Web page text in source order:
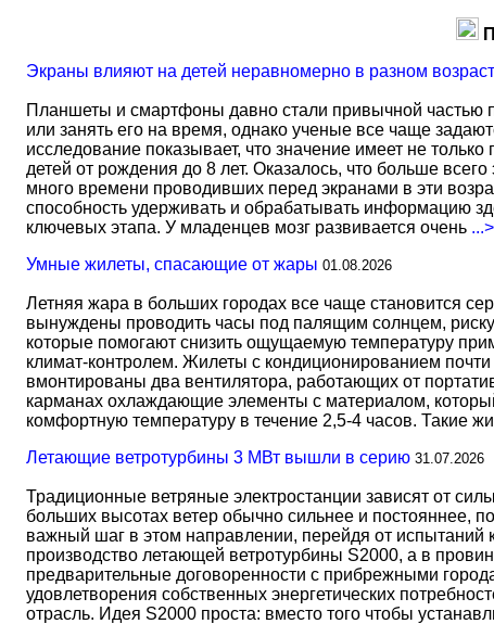
Экраны влияют на детей неравномерно в разном
Планшеты и смартфоны давно стали привычной частью
или занять его на время, однако ученые все чаще
исследование показывает, что значение имеет не
детей от рождения до 8 лет. Оказалось, что больше
много времени проводивших перед экранами в эти
способность удерживать и обрабатывать информацию
ключевых этапа. У младенцев мозг развивается очень
Умные жилеты, спасающие от жары 01.08.2026
Летняя жара в больших городах все чаще становится
вынуждены проводить часы под палящим солнцем,
которые помогают снизить ощущаемую температуру
климат-контролем. Жилеты с кондиционированием
вмонтированы два вентилятора, работающих от
карманах охлаждающие элементы с материалом,
комфортную температуру в течение 2,5-4 часов. Такие
Летающие ветротурбины 3 МВт вышли в серию 31.07.2026
Традиционные ветряные электростанции зависят от
больших высотах ветер обычно сильнее и постояннее,
важный шаг в этом направлении, перейдя от испытаний
производство летающей ветротурбины S2000, а в
предварительные договоренности с прибрежными
удовлетворения собственных энергетических
отрасль. Идея S2000 проста: вместо того чтобы